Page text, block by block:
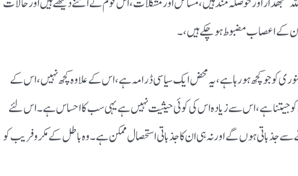
کے اعصاب مضبوط ہوچکے ہیں ،۔
معلوم ہے کہ 22/ جنوری کو جو کچھ ہو رہا ہے ،یہ محض ایک سیاسی ڈرامہ ہے ، اس کے علاوہ کچھ نہیں، اس کے
الیکشن کو جیتنا ہے ،اس سے زیادہ اس کی کوئی حیثیت نہیں ہے یہی سب کا احساس ہے ۔ اس لئے
جذباتی ہوں گے اور نہ ہی ان کا جذباتی استحصال ممکن ہے ۔ وہ باطل کے مکر و فریب کو